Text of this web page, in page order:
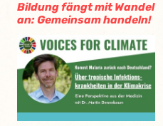
Bildung fängt mit Wandel
an: Gemeinsam handeln!